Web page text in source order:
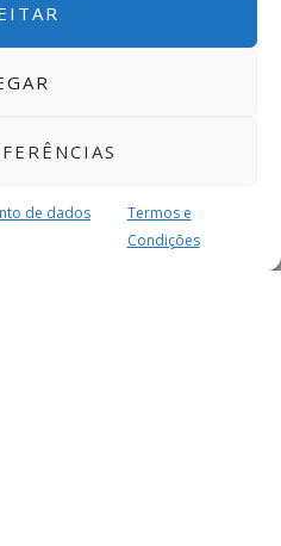
de dados
Termos e
Condições